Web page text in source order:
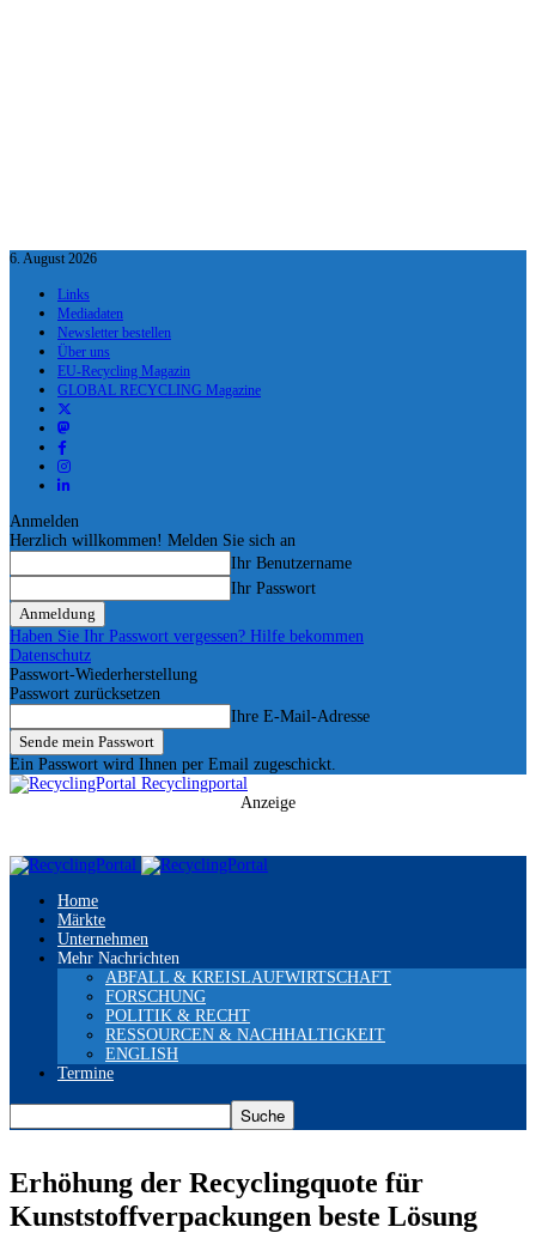
6. August 2026
Links
Mediadaten
Newsletter bestellen
Über uns
EU-Recycling Magazin
GLOBAL RECYCLING Magazine
Anmelden
Herzlich willkommen! Melden Sie sich an
Ihr Benutzername
Ihr Passwort
Haben Sie Ihr Passwort vergessen? Hilfe bekommen
Datenschutz
Passwort-Wiederherstellung
Passwort zurücksetzen
Ihre E-Mail-Adresse
Ein Passwort wird Ihnen per Email zugeschickt.
Recyclingportal
Anzeige
Home
Märkte
Unternehmen
Mehr Nachrichten
ABFALL & KREISLAUFWIRTSCHAFT
FORSCHUNG
POLITIK & RECHT
RESSOURCEN & NACHHALTIGKEIT
ENGLISH
Termine
Erhöhung der Recyclingquote für
Kunststoffverpackungen beste Lösung